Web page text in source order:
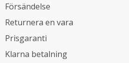
Försändelse
Returnera en vara
Prisgaranti
Klarna betalning